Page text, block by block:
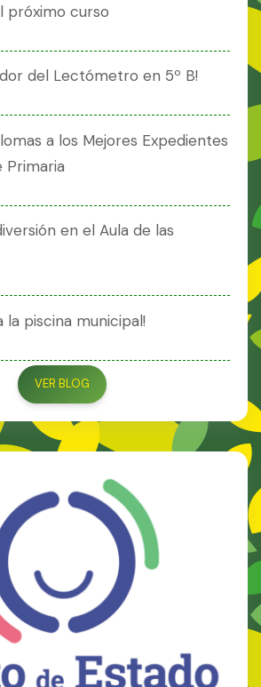
próximo curso
del Lectómetro en 5º B!
a los Mejores Expedientes
Primaria
en el Aula de las
la piscina municipal!
VER BLOG